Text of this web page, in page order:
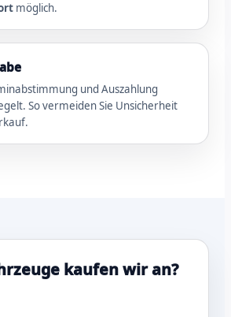
möglich.
und Auszahlung
So vermeiden Sie Unsicherheit
kaufen wir an?